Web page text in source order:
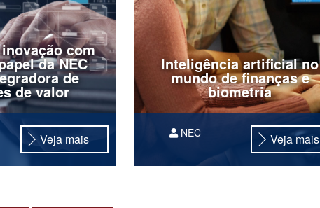
com
da NEC
de
de valor
Veja mais
Inteligência artificial no
mundo de finanças e
biometria
Como as novas tecnologias de IA
estão impactando este setor - e
NEC Veja mais